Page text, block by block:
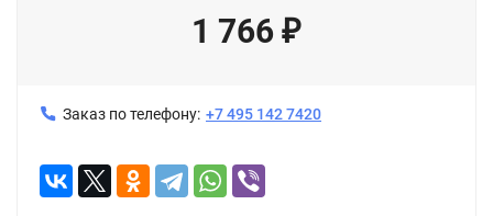
1 766 ₽
Заказ по телефону: +7 495 142 7420